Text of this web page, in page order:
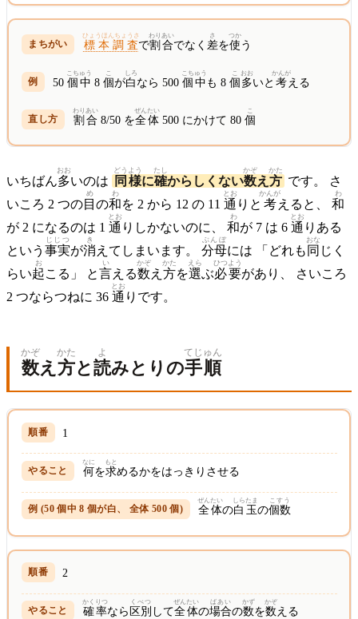
標本調査
ひょうほんちょうさ
で割合
わりあい
でなく 差
さ
を使
つか
う
50個中
こちゅう
8個
こ
が白
しろ
なら 500個中
こちゅう
も 8個
こ
多
おお
いと 考
かんが
える
割合
わりあい
8/50 を全体
ぜんたい
500 にかけて 80 個
こ
いちばん多
おお
いのは 同様
どうよう
に確
たし
からしくない数
かぞ
え 方
かた
です。 さ
いころ 2 つの目
め
の和
わ
を 2 から 12 の 11 通
とお
りと 考
かんが
えると、 和
わ
が 2 になるのは 1 通
とお
りしかないのに、 和
わ
が 7 は 6 通
とお
りある
という 事実
じじつ
が消
き
えてしまいます。 分母
ぶんぼ
には 「どれも 同
おな
じく
らい起
お
こる」 と言
い
える数
かぞ
え 方
かた
を選
えら
ぶ必要
ひつよう
があり、 さいころ
2 つならつねに 36 通
とお
りです。
数
かぞ
え 方
かた
と読
よ
みとりの手順
てじゅん
1
何
なに
を求
もと
めるかをはっきりさせる
全体
ぜんたい
の白玉
しらたま
の個数
こすう
2
確率
かくりつ
なら 区別
くべつ
して全体
ぜんたい
の場合
ばあい
の数
かず
を数
かぞ
える